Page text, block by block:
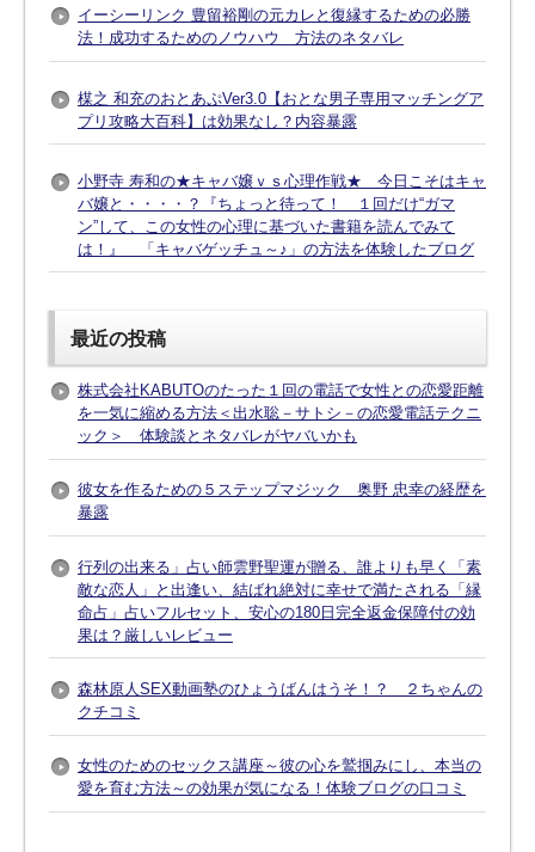
イーシーリンク 豊留裕剛の元カレと復縁するための必勝
法！成功するためのノウハウ 方法のネタバレ
楳之 和充のおとあぷVer3.0【おとな男子専用マッチングア
プリ攻略大百科】は効果なし？内容暴露
小野寺 寿和の★キャバ嬢ｖｓ心理作戦★ 今日こそはキャ
バ嬢と・・・・？『ちょっと待って！ １回だけ“ガマ
ン”して、この女性の心理に基づいた書籍を読んでみて
は！』 「キャバゲッチュ～♪」の方法を体験したブログ
最近の投稿
株式会社KABUTOのたった１回の電話で女性との恋愛距離
を一気に縮める方法＜出水聡－サトシ－の恋愛電話テクニ
ック＞ 体験談とネタバレがヤバいかも
彼女を作るための５ステップマジック 奥野 忠幸の経歴を
暴露
行列の出来る」占い師雲野聖運が贈る、誰よりも早く「素
敵な恋人」と出逢い、結ばれ絶対に幸せで満たされる「縁
命占」占いフルセット、安心の180日完全返金保障付の効
果は？厳しいレビュー
森林原人SEX動画塾のひょうばんはうそ！？ ２ちゃんの
クチコミ
女性のためのセックス講座～彼の心を鷲掴みにし、本当の
愛を育む方法～の効果が気になる！体験ブログの口コミ